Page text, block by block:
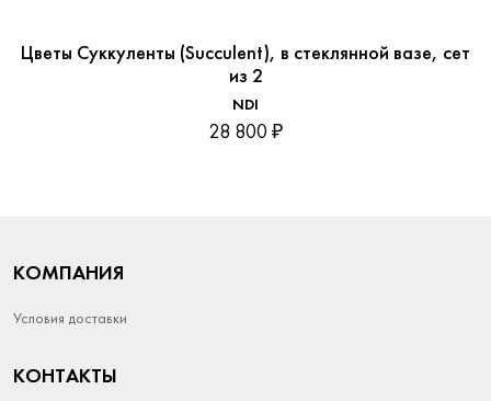
Цветы Суккуленты (Succulent), в стеклянной вазе, сет
из 2
NDI
28 800 ₽
КОМПАНИЯ
Условия доставки
КОНТАКТЫ